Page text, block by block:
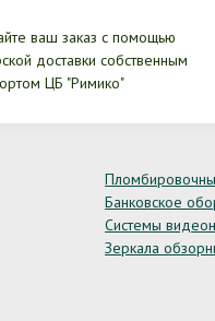
ваш заказ с помощью
доставки собственным
ЦБ "Римико"
Банковское
Системы
Зеркала